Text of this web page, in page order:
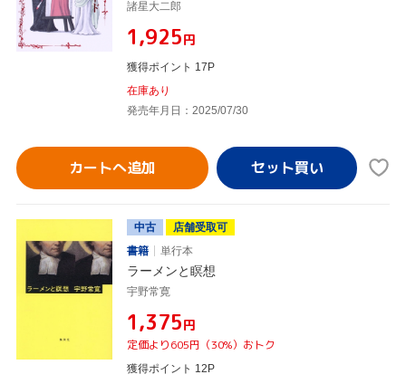
諸星大二郎
¥1,925円
獲得ポイント 17P
在庫あり
発売年月日：2025/07/30
カートへ追加
中古
店舗受取可
書籍
単行本
ラーメンと瞑想
宇野常寛
¥1,375円
定価より605円（30%）おトク
獲得ポイント 12P